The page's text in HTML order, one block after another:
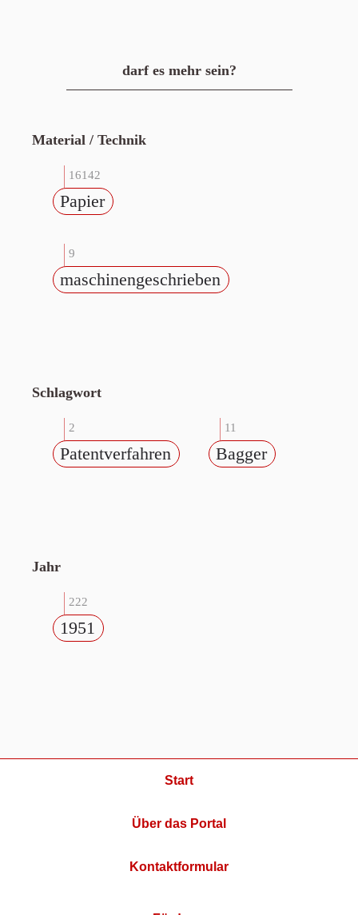
darf es mehr sein?
Material / Technik
16142
Papier
9
maschinengeschrieben
Schlagwort
2
Patentverfahren
11
Bagger
Jahr
222
1951
Start
Über das Portal
Kontaktformular